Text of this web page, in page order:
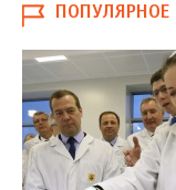
ПОПУЛЯРНОЕ